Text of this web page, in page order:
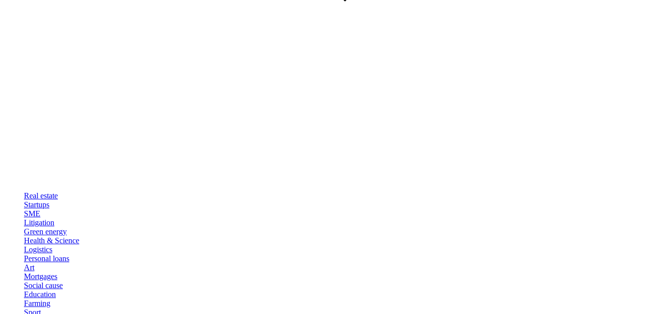
Real estate
Startups
SME
Litigation
Green energy
Health & Science
Logistics
Personal loans
Art
Mortgages
Social cause
Education
Farming
Sport